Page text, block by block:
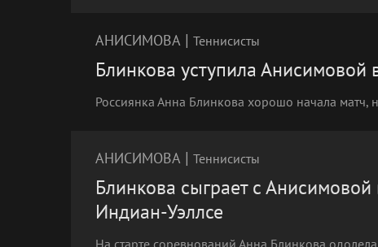
АНИСИМОВА | Теннисисты
Блинкова уступила Анисимовой
Россиянка Анна Блинкова хорошо начала матч,
АНИСИМОВА | Теннисисты
Блинкова сыграет с
Индиан-Уэллсе
На старте соревнований Анна Блинкова